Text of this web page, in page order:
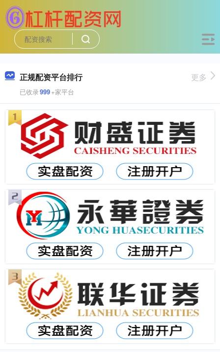
正规配资平台排行
已收录999+家平台
更多